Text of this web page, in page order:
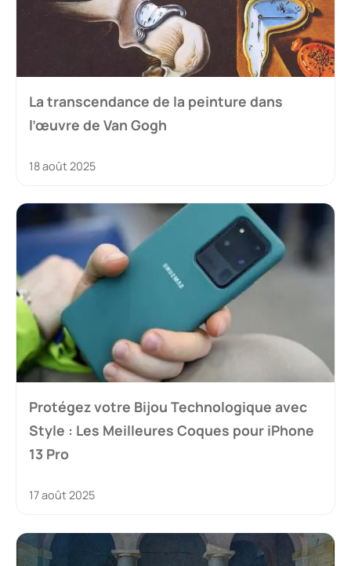
La transcendance de la peinture dans
l’œuvre de Van Gogh
18 août 2025
Protégez votre Bijou Technologique avec
Style : Les Meilleures Coques pour iPhone
13 Pro
17 août 2025